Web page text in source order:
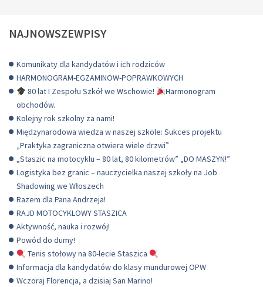
NAJNOWSZEWPISY
Komunikaty dla kandydatów i ich rodziców
HARMONOGRAM-EGZAMINOW-POPRAWKOWYCH
80 lat I Zespołu Szkół we Wschowie!
Harmonogram
obchodów.
Kolejny rok szkolny za nami!
Międzynarodowa wiedza w naszej szkole: Sukces projektu
„Praktyka zagraniczna otwiera wiele drzwi”
„Staszic na motocyklu – 80 lat, 80 kilometrów” „DO MASZYN!”
Logistyka bez granic – nauczycielka naszej szkoły na Job
Shadowing we Włoszech
Razem dla Pana Andrzeja!
RAJD MOTOCYKLOWY STASZICA
Aktywność, nauka i rozwój!
Powód do dumy!
Tenis stołowy na 80-lecie Staszica
Informacja dla kandydatów do klasy mundurowej OPW
Wczoraj Florencja, a dzisiaj San Marino!